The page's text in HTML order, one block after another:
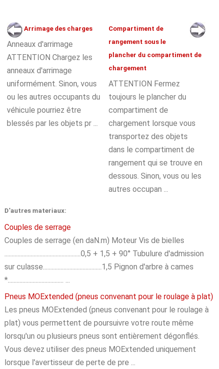
Arrimage des charges
Anneaux d'arrimage
ATTENTION Chargez les
anneaux d'arrimage
uniformément. Sinon, vous
ou les autres occupants du
véhicule pourriez être
blessés par les objets pr ...
Compartiment de
rangement sous le
plancher du compartiment de
chargement
ATTENTION Fermez
toujours le plancher du
compartiment de
chargement lorsque vous
transportez des objets
dans le compartiment de
rangement qui se trouve en
dessous. Sinon, vous ou les
autres occupan ...
D'autres materiaux:
Couples de serrage
Couples de serrage (en daN.m) Moteur Vis de bielles
....................................................0,5 + 1,5 + 90° Tubulure d'admission
sur culasse........................................1,5 Pignon d'arbre à cames
*...................................... ...
Pneus MOExtended (pneus convenant pour le roulage à plat)
Les pneus MOExtended (pneus convenant pour le roulage à
plat) vous permettent de poursuivre votre route même
lorsqu'un ou plusieurs pneus sont entièrement dégonflés.
Vous devez utiliser des pneus MOExtended uniquement
lorsque l'avertisseur de perte de pre ...